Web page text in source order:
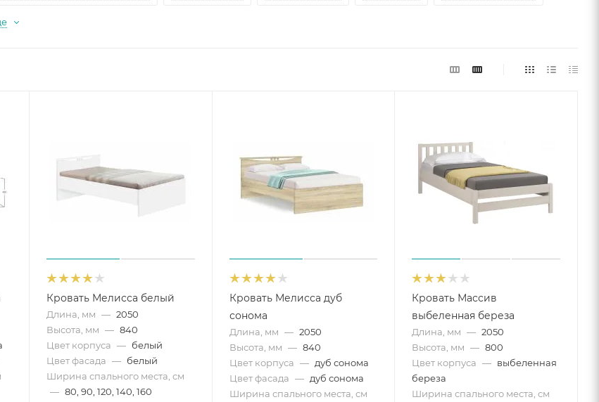
Кровать Мелисса белый
Длина, мм — 2050
Высота, мм — 840
Цвет корпуса — белый
Цвет фасада — белый
Ширина спального места, см
— 80, 90, 120, 140, 160
Кровать Мелисса дуб
сонома
Длина, мм — 2050
Высота, мм — 840
Цвет корпуса — дуб сонома
Цвет фасада — дуб сонома
Ширина спального места, см
Кровать Массив
выбеленная береза
Длина, мм — 2050
Высота, мм — 800
Цвет корпуса — выбеленная
береза
Ширина спального места, см